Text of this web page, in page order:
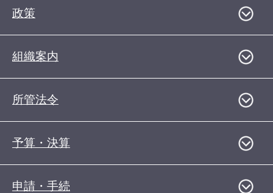
政策
組織案内
所管法令
予算・決算
申請・手続